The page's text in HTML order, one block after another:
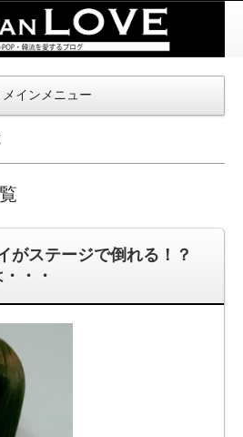
インメニュー
がステージで倒れる！？
・・